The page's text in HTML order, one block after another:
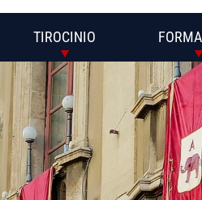
TIROCINIO